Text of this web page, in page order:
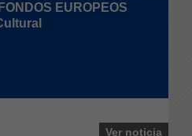
EUROPEOS
Ver noticia